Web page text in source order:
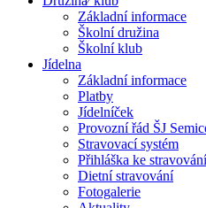
Základní informace
Školní družina
Školní klub
Jídelna
Základní informace
Platby
Jídelníček
Provozní řád ŠJ
Stravovací systém
Přihláška ke stravování
Dietní stravování
Fotogalerie